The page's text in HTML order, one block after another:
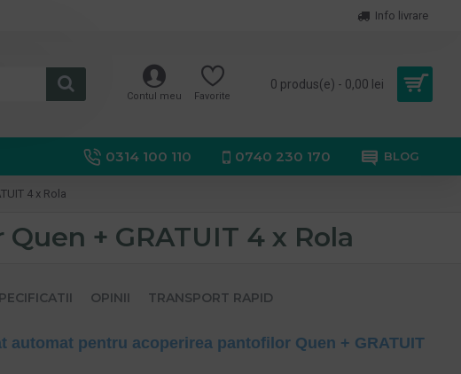
Info livrare
Contul meu Favorite
0 produs(e) - 0,00 lei
0314 100 110 0740 230 170 BLOG
4 x Rola
+ GRATUIT 4 x Rola
OPINII TRANSPORT RAPID
automat pentru acoperirea pantofilor Quen + GRATUIT